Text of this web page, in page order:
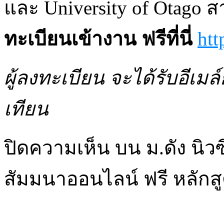
และ University of Otago
ทะเบียนเข้างาน ฟรีที่นี่
ผู้ลงทะเบียน จะได้รับอีเ
เทียน
ปิดความเห็น บน ม.ดัง นิ
สัมมนาออนไลน์ ฟรี หลัก